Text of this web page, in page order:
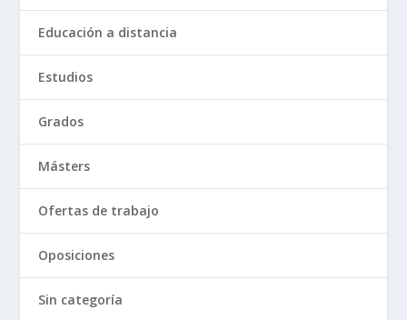
Educación a distancia
Estudios
Grados
Másters
Ofertas de trabajo
Oposiciones
Sin categoría